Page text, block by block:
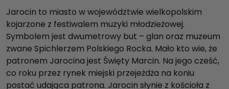
Jarocin to miasto w województwie wielkopolskim
kojarzone z festiwalem muzyki młodzieżowej.
Symbolem jest dwumetrowy but – glan oraz muzeum
zwane Spichlerzem Polskiego Rocka. Mało kto wie, że
patronem Jarocina jest Święty Marcin. Na jego cześć,
co roku przez rynek miejski przejeżdża na koniu
postać udająca patrona. Jarocin słynie z kościoła z